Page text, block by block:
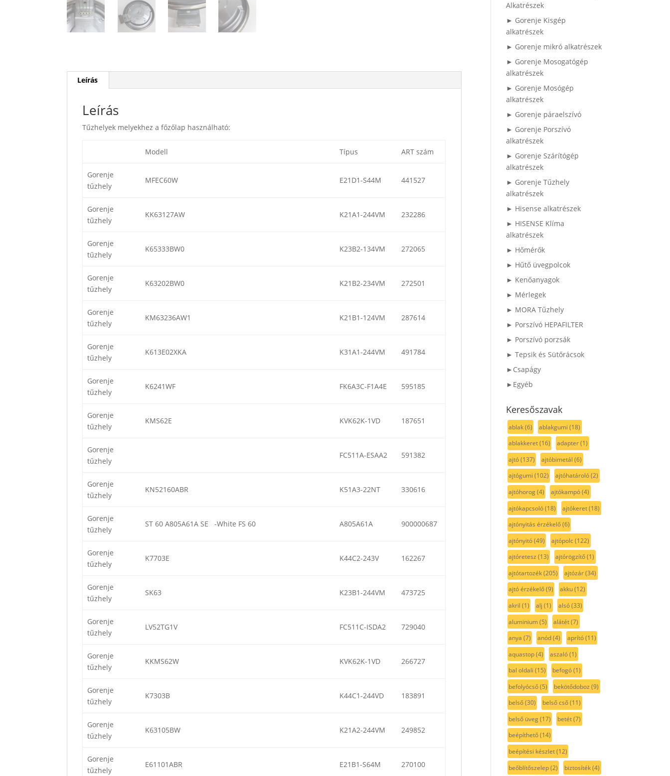
Leírás
Leírás
Tűzhelyek melyekhez a főzőlap használható:
Modell Típus ART szám
Gorenje
tűzhely
MFEC60W E21D1-S44M 441527
Gorenje
tűzhely
KK63127AW K21A1-244VM 232286
Gorenje
tűzhely
K65333BW0 K23B2-134VM 272065
Gorenje
tűzhely
K63202BW0 K21B2-234VM 272501
Gorenje
tűzhely
KM63236AW1 K21B1-124VM 287614
Gorenje
tűzhely
K613E02XKA K31A1-244VM 491784
Gorenje
tűzhely
K6241WF FK6A3C-F1A4E 595185
Gorenje
tűzhely
KMS62E KVK62K-1VD 187651
Gorenje
tűzhely
FC511A-ESAA2 591382
Gorenje
tűzhely
KN52160ABR K51A3-22NT 330616
Gorenje
tűzhely
ST 60 A805A61A SE -White FS 60 A805A61A 900000687
Gorenje
tűzhely
K7703E K44C2-243V 162267
Gorenje
tűzhely
SK63 K23B1-244VM 473725
Gorenje
tűzhely
LV52TG1V FC511C-ISDA2 729040
Gorenje
tűzhely
KKMS62W KVK62K-1VD 266727
Gorenje
tűzhely
K7303B K44C1-244VD 183891
Gorenje
tűzhely
K63105BW K21A2-244VM 249852
Gorenje
tűzhely
E61101ABR E21B1-S64M 270100
Alkatrészek
► Gorenje Kisgép
alkatrészek
► Gorenje mikró alkatrészek
► Gorenje Mosogatógép
alkatrészek
► Gorenje Mosógép
alkatrészek
► Gorenje páraelszívó
► Gorenje Porszívó
alkatrészek
► Gorenje Szárítógép
alkatrészek
► Gorenje Tűzhely
alkatrészek
► Hisense alkatrészek
► HISENSE Klíma
alkatrészek
► Hőmérők
► Hűtő üvegpolcok
► Kenőanyagok
► Mérlegek
► MORA Tűzhely
► Porszívó HEPAFILTER
► Porszívó porzsák
► Tepsik és Sütőrácsok
►Csapágy
►Egyéb
Keresőszavak
ablak(6) ablakgumi (18)
ablakkeret(16) adapter(1)
ajtó(137) ajtóbimetál (6)
ajtógumi (102) ajtóhatároló(2)
ajtóhorog(4) ajtókampó(4)
ajtókapcsoló(18) ajtókeret(18)
ajtónyitás érzékelő(6)
ajtónyitó(49) ajtópolc(122)
ajtóretesz (13) ajtórögzítő(1)
ajtótartozék(205) ajtózár(34)
ajtó érzékelő(9) akku(12)
akril (1) alj (1) alsó(33)
aluminium(5) alátét(7)
anya (7) anód(4) aprító(11)
aquastop(4) aszaló(1)
bal oldali (15) befogó(1)
befolyócső(5) bekötődoboz (9)
belső(30) belső cső(11)
belső üveg(17) betét(7)
beépíthető(14)
beépítési készlet(12)
beőblítőszelep(2) biztosíték(4)